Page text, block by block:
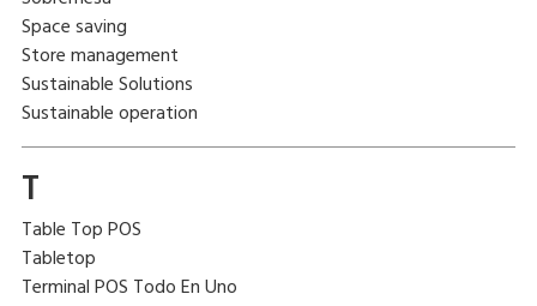
Space saving
Store management
Sustainable Solutions
Sustainable operation
T
Table Top POS
Tabletop
Terminal POS Todo En Uno